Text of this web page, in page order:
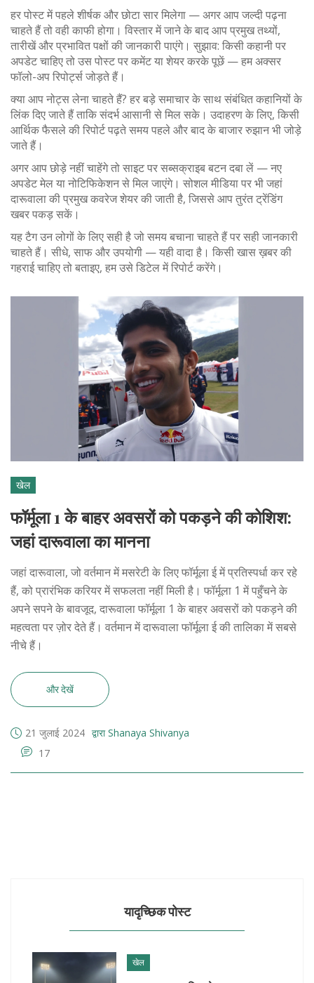
हर पोस्ट में पहले शीर्षक और छोटा सार मिलेगा — अगर आप जल्दी पढ़ना
चाहते हैं तो वही काफी होगा। विस्तार में जाने के बाद आप प्रमुख तथ्यों,
तारीखें और प्रभावित पक्षों की जानकारी पाएंगे। सुझाव: किसी कहानी पर
अपडेट चाहिए तो उस पोस्ट पर कमेंट या शेयर करके पूछें — हम अक्सर
फॉलो-अप रिपोर्ट्स जोड़ते हैं।
क्या आप नोट्स लेना चाहते हैं? हर बड़े समाचार के साथ संबंधित कहानियों के
लिंक दिए जाते हैं ताकि संदर्भ आसानी से मिल सके। उदाहरण के लिए, किसी
आर्थिक फैसले की रिपोर्ट पढ़ते समय पहले और बाद के बाजार रुझान भी जोड़े
जाते हैं।
अगर आप छोड़े नहीं चाहेंगे तो साइट पर सब्सक्राइब बटन दबा लें — नए
अपडेट मेल या नोटिफिकेशन से मिल जाएंगे। सोशल मीडिया पर भी जहां
दारूवाला की प्रमुख कवरेज शेयर की जाती है, जिससे आप तुरंत ट्रेंडिंग
खबर पकड़ सकें।
यह टैग उन लोगों के लिए सही है जो समय बचाना चाहते हैं पर सही जानकारी
चाहते हैं। सीधे, साफ और उपयोगी — यही वादा है। किसी खास ख़बर की
गहराई चाहिए तो बताइए, हम उसे डिटेल में रिपोर्ट करेंगे।
खेल
फॉर्मूला 1 के बाहर अवसरों को पकड़ने की कोशिश:
जहां दारूवाला का मानना
जहां दारूवाला, जो वर्तमान में मसरेटी के लिए फॉर्मूला ई में प्रतिस्पर्धा कर रहे
हैं, को प्रारंभिक करियर में सफलता नहीं मिली है। फॉर्मूला 1 में पहुँचने के
अपने सपने के बावजूद, दारूवाला फॉर्मूला 1 के बाहर अवसरों को पकड़ने की
महत्वता पर ज़ोर देते हैं। वर्तमान में दारूवाला फॉर्मूला ई की तालिका में सबसे
नीचे हैं।
और देखें
21 जुलाई 2024 द्वारा Shanaya Shivanya
17
यादृच्छिक पोस्ट
खेल